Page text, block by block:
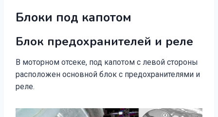
Блоки под капотом
Блок предохранителей и реле
В моторном отсеке, под капотом с левой стороны
расположен основной блок с предохранителями и
реле.